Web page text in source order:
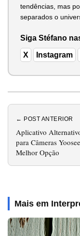
tendências, mas
separados o
Siga Stéfano
X Instagram
← POST ANTERIOR
Aplicativo
para Câmeras
Melhor Opção
Mais em